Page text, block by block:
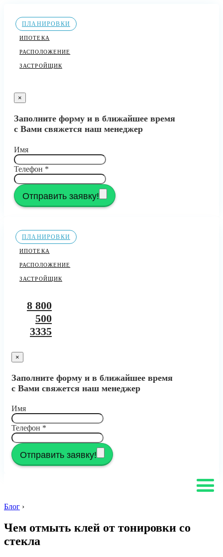
ПЛАНИРОВКИ
ИПОТЕКА
РАСПОЛОЖЕНИЕ
ЗАСТРОЙЩИК
×
Заполните форму и в ближайшее время
с Вами свяжется наш менеджер
Имя
Телефон *
Отправить заявку!
ПЛАНИРОВКИ
ИПОТЕКА
РАСПОЛОЖЕНИЕ
ЗАСТРОЙЩИК
8 800
500
3335
×
Заполните форму и в ближайшее время
с Вами свяжется наш менеджер
Имя
Телефон *
Отправить заявку!
Блог ›
Чем отмыть клей от тонировки со
стекла